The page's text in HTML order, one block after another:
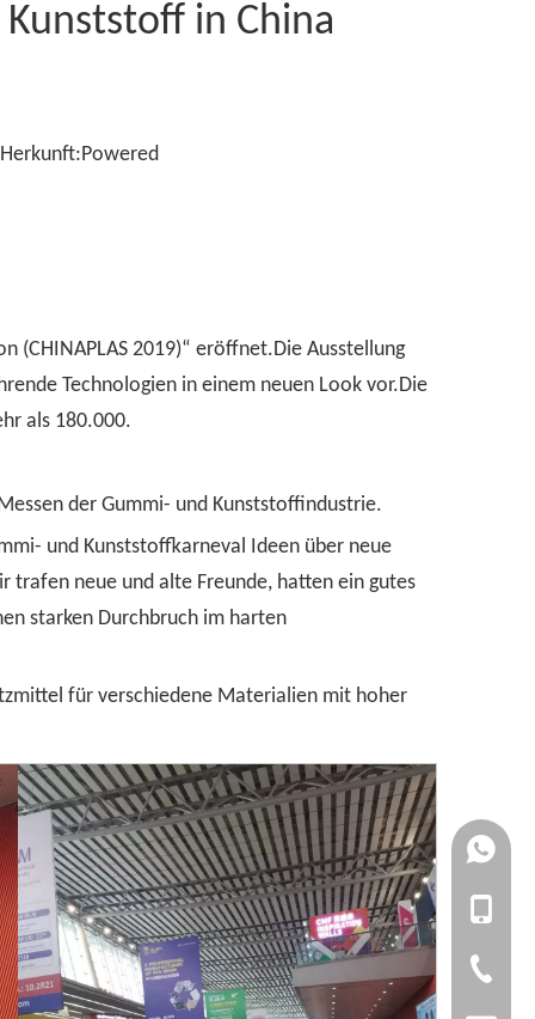
in China
Powered
(CHINAPLAS 2019)“ eröffnet.Die Ausstellung
Technologien in einem neuen Look vor.Die
als 180.000.
der Gummi- und Kunststoffindustrie.
und Kunststoffkarneval Ideen über neue
trafen neue und alte Freunde, hatten ein gutes
starken Durchbruch im harten
für verschiedene Materialien mit hoher
+86-
+86-20-